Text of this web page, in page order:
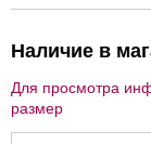
Наличие в
Для просмотра
размер